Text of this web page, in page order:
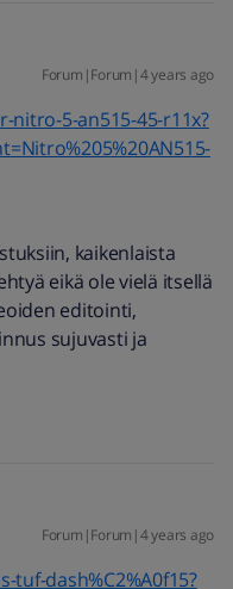
Forum|Forum|4 years ago
5-an515-45-r11x?
kaikenlaista
eikä ole vielä itsellä
editointi,
sujuvasti ja
Forum|Forum|4 years ago
dash%C2%A0f15?